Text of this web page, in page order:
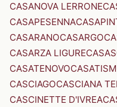
CASANOVA LERRONE
CASAPESENNA
CASARANOCASARGO
CASARZA LIGURE
CASATENOVO
CASCIAGOCASCIANA
CASCINETTE D'IVREA